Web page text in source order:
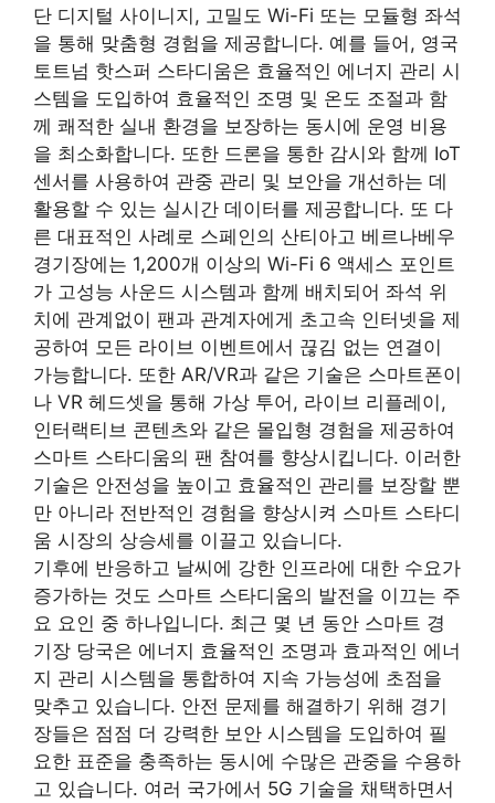
단 디지털 사이니지, 고밀도 Wi-Fi 또는 모듈형 좌석
을 통해 맞춤형 경험을 제공합니다. 예를 들어, 영국
토트넘 핫스퍼 스타디움은 효율적인 에너지 관리 시
스템을 도입하여 효율적인 조명 및 온도 조절과 함
께 쾌적한 실내 환경을 보장하는 동시에 운영 비용
을 최소화합니다. 또한 드론을 통한 감시와 함께 IoT
센서를 사용하여 관중 관리 및 보안을 개선하는 데
활용할 수 있는 실시간 데이터를 제공합니다. 또 다
른 대표적인 사례로 스페인의 산티아고 베르나베우
경기장에는 1,200개 이상의 Wi-Fi 6 액세스 포인트
가 고성능 사운드 시스템과 함께 배치되어 좌석 위
치에 관계없이 팬과 관계자에게 초고속 인터넷을 제
공하여 모든 라이브 이벤트에서 끊김 없는 연결이
가능합니다. 또한 AR/VR과 같은 기술은 스마트폰이
나 VR 헤드셋을 통해 가상 투어, 라이브 리플레이,
인터랙티브 콘텐츠와 같은 몰입형 경험을 제공하여
스마트 스타디움의 팬 참여를 향상시킵니다. 이러한
기술은 안전성을 높이고 효율적인 관리를 보장할 뿐
만 아니라 전반적인 경험을 향상시켜 스마트 스타디
움 시장의 상승세를 이끌고 있습니다.
기후에 반응하고 날씨에 강한 인프라에 대한 수요가
증가하는 것도 스마트 스타디움의 발전을 이끄는 주
요 요인 중 하나입니다. 최근 몇 년 동안 스마트 경
기장 당국은 에너지 효율적인 조명과 효과적인 에너
지 관리 시스템을 통합하여 지속 가능성에 초점을
맞추고 있습니다. 안전 문제를 해결하기 위해 경기
장들은 점점 더 강력한 보안 시스템을 도입하여 필
요한 표준을 충족하는 동시에 수많은 관중을 수용하
고 있습니다. 여러 국가에서 5G 기술을 채택하면서